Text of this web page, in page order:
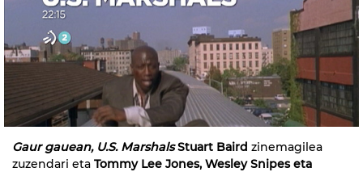
Gaur gauean, U.S. Marshals Stuart Baird zinemagilea
zuzendari eta Tommy Lee Jones, Wesley Snipes eta